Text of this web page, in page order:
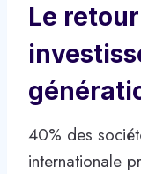
Le
40% des
internationale